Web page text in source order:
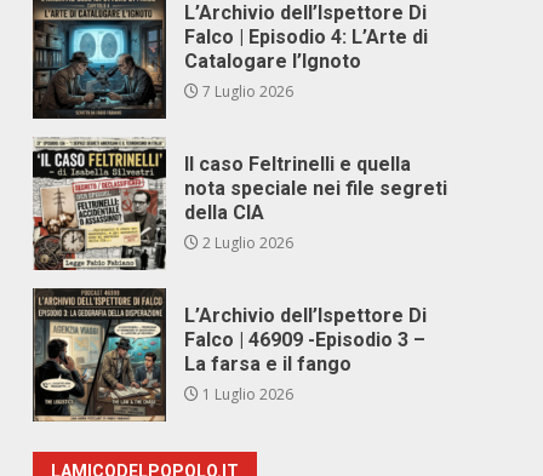
L’Archivio dell’Ispettore Di
Falco | Episodio 4: L’Arte di
Catalogare l’Ignoto
7 Luglio 2026
Il caso Feltrinelli e quella
nota speciale nei file segreti
della CIA
2 Luglio 2026
L’Archivio dell’Ispettore Di
Falco | 46909 -Episodio 3 –
La farsa e il fango
1 Luglio 2026
LAMICODELPOPOLO.IT